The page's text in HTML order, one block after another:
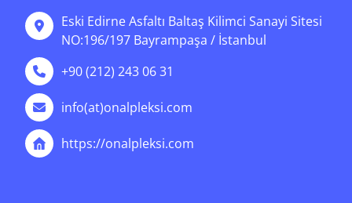
Eski Edirne Asfaltı Baltaş Kilimci Sanayi Sitesi
NO:196/197 Bayrampaşa / İstanbul
+90 (212) 243 06 31
info(at)onalpleksi.com
https://onalpleksi.com